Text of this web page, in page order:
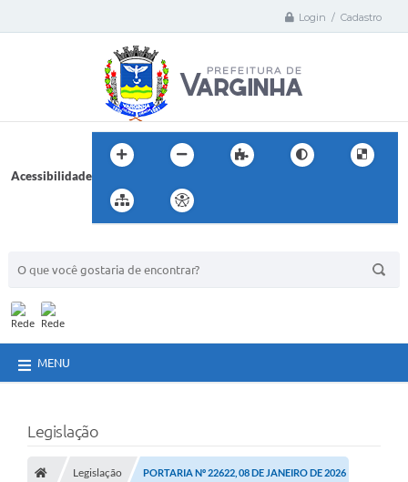
Login / Cadastro
Acessibilidade
MENU
Legislação
Legislação PORTARIA Nº 22622, 08 DE JANEIRO DE 2026